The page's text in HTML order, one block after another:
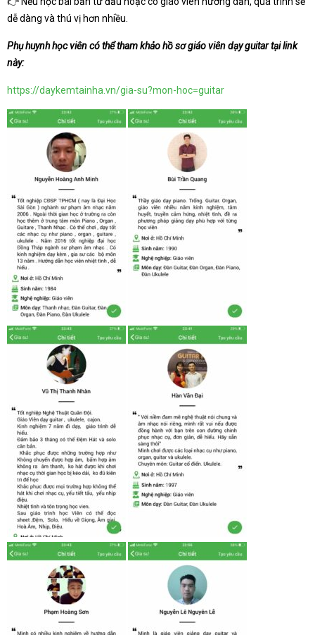
dễ dàng và thú vị hơn nhiều.
Phụ huynh học viên có thể tham khảo hồ sơ giáo viên dạy guitar tại link
này:
https://daykemtainha.vn/gia-su?mon-hoc=guitar